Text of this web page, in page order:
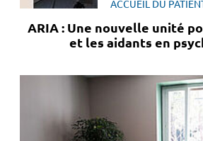
ACCUEIL DU
ARIA : Une nouvelle unité
et les aidants en